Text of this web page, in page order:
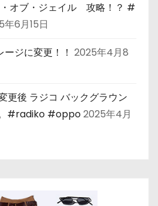
オブ・ジェイル 攻略！？ #
年6月15日
ジに変更！！ 2025年4月8
更後 ラジコ バックグラウン
。#radiko #oppo2025年4月